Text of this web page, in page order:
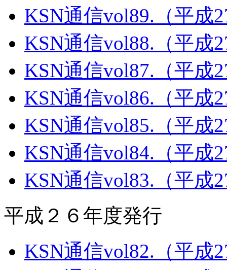
KSN通信vol89.（平成
KSN通信vol88.（平成
KSN通信vol87.（平成
KSN通信vol86.（平成
KSN通信vol85.（平成
KSN通信vol84.（平成
KSN通信vol83.（平成
平成２６年度発行
KSN通信vol82.（平成